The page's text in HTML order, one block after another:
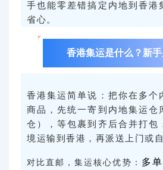
手也能零差错搞定内地到香港
省心。
香港集运是什么？新
香港集运简单说：把你在多个
商品，先统一寄到内地集运仓
仓），等包裹到齐后合并打包
境运输到香港，再派送上门或自
对比直邮，集运核心优势： 多